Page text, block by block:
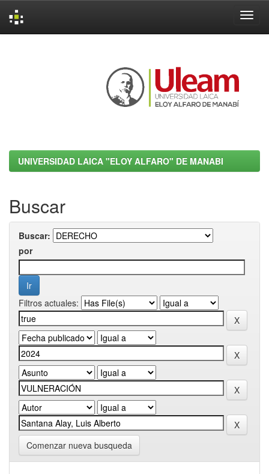
UNIVERSIDAD LAICA "ELOY ALFARO" DE MANABI
Buscar
Buscar:
por
Filtros actuales:
Comenzar nueva busqueda